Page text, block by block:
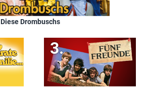
Diese Drombuschs